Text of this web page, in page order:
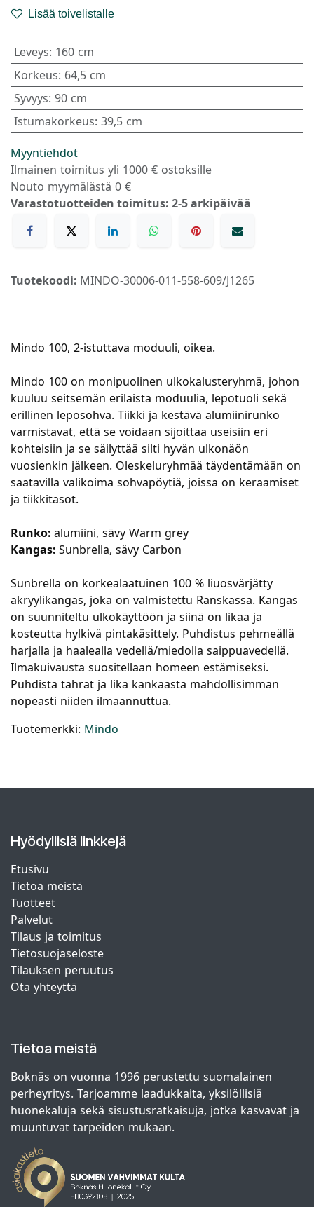
Lisää toivelistalle
Leveys: 160 cm
Korkeus: 64,5 cm
Syvyys: 90 cm
Istumakorkeus: 39,5 cm
Myyntiehdot
Ilmainen toimitus yli 1000 € ostoksille
Nouto myymälästä 0 €
Varastotuotteiden toimitus: 2-5 arkipäivää
Tuotekoodi: MINDO-30006-011-558-609/J1265
Mindo 100, 2-istuttava moduuli, oikea.
Mindo 100 on monipuolinen ulkokalusteryhmä, johon
kuuluu seitsemän erilaista moduulia, lepotuoli sekä
erillinen leposohva. Tiikki ja kestävä alumiinirunko
varmistavat, että se voidaan sijoittaa useisiin eri
kohteisiin ja se säilyttää silti hyvän ulkonäön
vuosienkin jälkeen. Oleskeluryhmää täydentämään on
saatavilla valikoima sohvapöytiä, joissa on keraamiset
ja tiikkitasot.
Runko: alumiini, sävy Warm grey
Kangas: Sunbrella, sävy Carbon
Sunbrella on korkealaatuinen 100 % liuosvärjätty
akryylikangas, joka on valmistettu Ranskassa. Kangas
on suunniteltu ulkokäyttöön ja siinä on likaa ja
kosteutta hylkivä pintakäsittely. Puhdistus pehmeällä
harjalla ja haalealla vedellä/miedolla saippuavedellä.
Ilmakuivausta suositellaan homeen estämiseksi.
Puhdista tahrat ja lika kankaasta mahdollisimman
nopeasti niiden ilmaannuttua.
Tuotemerkki: Mindo
Hyödyllisiä linkkejä
Etusivu
Tietoa meistä
Tuotteet
Palvelut
Tilaus ja toimitus
Tietosuojaseloste
Tilauksen peruutus
Ota yhteyttä
Tietoa meistä
Boknäs on vuonna 1996 perustettu suomalainen
perheyritys. Tarjoamme laadukkaita, yksilöllisiä
huonekaluja sekä sisustusratkaisuja, jotka kasvavat ja
muuntuvat tarpeiden mukaan.